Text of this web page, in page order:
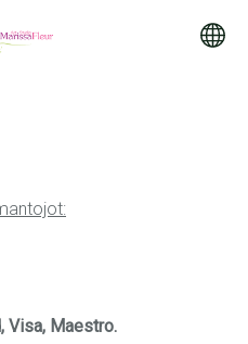
Visa, Maestro.